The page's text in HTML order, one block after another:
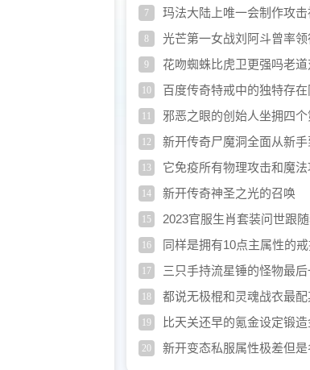
7
玛法大陆上唯一会制作攻
老板
8
光芒第一女战刘阿斗曾率
昔日同盟
9 花吻蜘蛛比虎卫更强吗老
10
百度传奇特戒中的独特存
三种称呼
11 邪恶之眼的创始人坐拥四
12 新开传奇尸魔洞全面从新
13
它免疫所有物理攻击和魔
法破防
14 新开传奇神圣之光的召唤
15 2023官服生肖套装问世跟
16
同样是拥有10点主属性的
大
17 三只手持流星锤的怪物最
18
都说无极棍和灵魂战衣最
很搭
19 比天关还早的氪金设定锻
20
新开变态私服属性极差但